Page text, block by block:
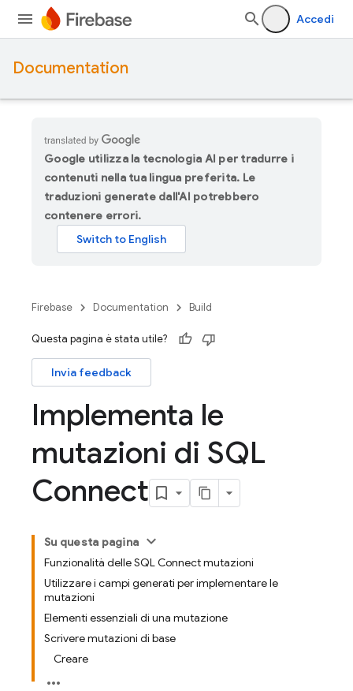
Accedi
Documentation
Google utilizza la tecnologia AI per tradurre i
contenuti nella tua lingua preferita. Le
traduzioni generate dall'AI potrebbero
contenere errori.
Firebase Documentation Build
Questa pagina è stata utile?
Invia feedback
Implementa le
mutazioni di SQL
Connect
Su questa pagina
Funzionalità delle SQL Connect mutazioni
Utilizzare i campi generati per implementare le
mutazioni
Elementi essenziali di una mutazione
Scrivere mutazioni di base
Creare